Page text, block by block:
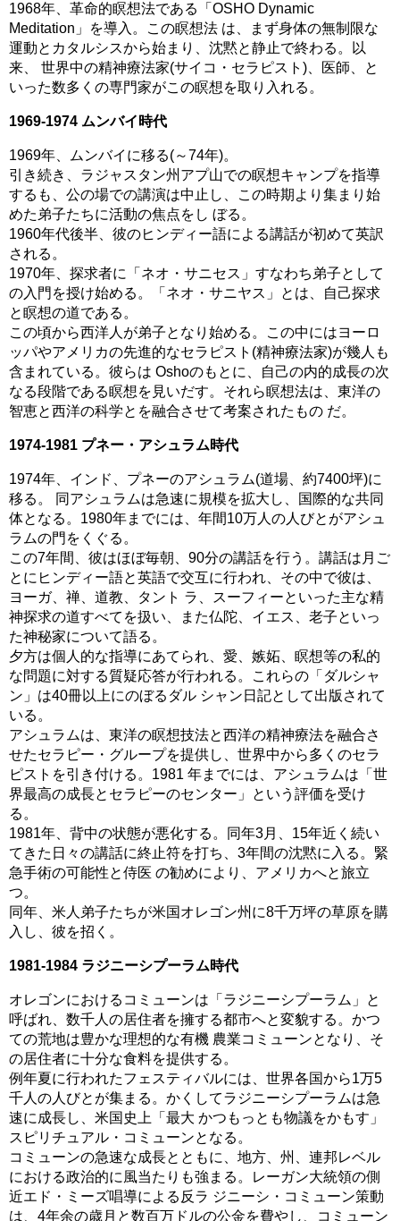
1968年、革命的瞑想法である「OSHO Dynamic
Meditation」を導入。この瞑想法 は、まず身体の無制限な
運動とカタルシスから始まり、沈黙と静止で終わる。以
来、 世界中の精神療法家(サイコ・セラピスト)、医師、と
いった数多くの専門家がこの瞑想を取り入れる。
1969-1974 ムンバイ時代
1969年、ムンバイに移る(～74年)。
引き続き、ラジャスタン州アプ山での瞑想キャンプを指導
するも、公の場での講演は中止し、この時期より集まり始
めた弟子たちに活動の焦点をし ぼる。
1960年代後半、彼のヒンディー語による講話が初めて英訳
される。
1970年、探求者に「ネオ・サニセス」すなわち弟子として
の入門を授け始める。「ネオ・サニヤス」とは、自己探求
と瞑想の道である。
この頃から西洋人が弟子となり始める。この中にはヨーロ
ッパやアメリカの先進的なセラピスト(精神療法家)が幾人も
含まれている。彼らは Oshoのもとに、自己の内的成長の次
なる段階である瞑想を見いだす。それら瞑想法は、東洋の
智恵と西洋の科学とを融合させて考案されたもの だ。
1974-1981 プネー・アシュラム時代
1974年、インド、プネーのアシュラム(道場、約7400坪)に
移る。 同アシュラムは急速に規模を拡大し、国際的な共同
体となる。1980年までには、年間10万人の人びとがアシュ
ラムの門をくぐる。
この7年間、彼はほぼ毎朝、90分の講話を行う。講話は月ご
とにヒンディー語と英語で交互に行われ、その中で彼は、
ヨーガ、禅、道教、タント ラ、スーフィーといった主な精
神探求の道すべてを扱い、また仏陀、イエス、老子といっ
た神秘家について語る。
夕方は個人的な指導にあてられ、愛、嫉妬、瞑想等の私的
な問題に対する質疑応答が行われる。これらの「ダルシャ
ン」は40冊以上にのぼるダル シャン日記として出版されて
いる。
アシュラムは、東洋の瞑想技法と西洋の精神療法を融合さ
せたセラピー・グループを提供し、世界中から多くのセラ
ピストを引き付ける。1981 年までには、アシュラムは「世
界最高の成長とセラピーのセンター」という評価を受け
る。
1981年、背中の状態が悪化する。同年3月、15年近く続い
てきた日々の講話に終止符を打ち、3年間の沈黙に入る。緊
急手術の可能性と侍医 の勧めにより、アメリカへと旅立
つ。
同年、米人弟子たちが米国オレゴン州に8千万坪の草原を購
入し、彼を招く。
1981-1984 ラジニーシプーラム時代
オレゴンにおけるコミューンは「ラジニーシプーラム」と
呼ばれ、数千人の居住者を擁する都市へと変貌する。かつ
ての荒地は豊かな理想的な有機 農業コミューンとなり、そ
の居住者に十分な食料を提供する。
例年夏に行われたフェスティバルには、世界各国から1万5
千人の人びとが集まる。かくしてラジニーシプーラムは急
速に成長し、米国史上「最大 かつもっとも物議をかもす」
スピリチュアル・コミューンとなる。
コミューンの急速な成長とともに、地方、州、連邦レベル
における政治的に風当たりも強まる。レーガン大統領の側
近エド・ミーズ唱導による反ラ ジニーシ・コミューン策動
は、4年余の歳月と数百万ドルの公金を費やし、コミューン